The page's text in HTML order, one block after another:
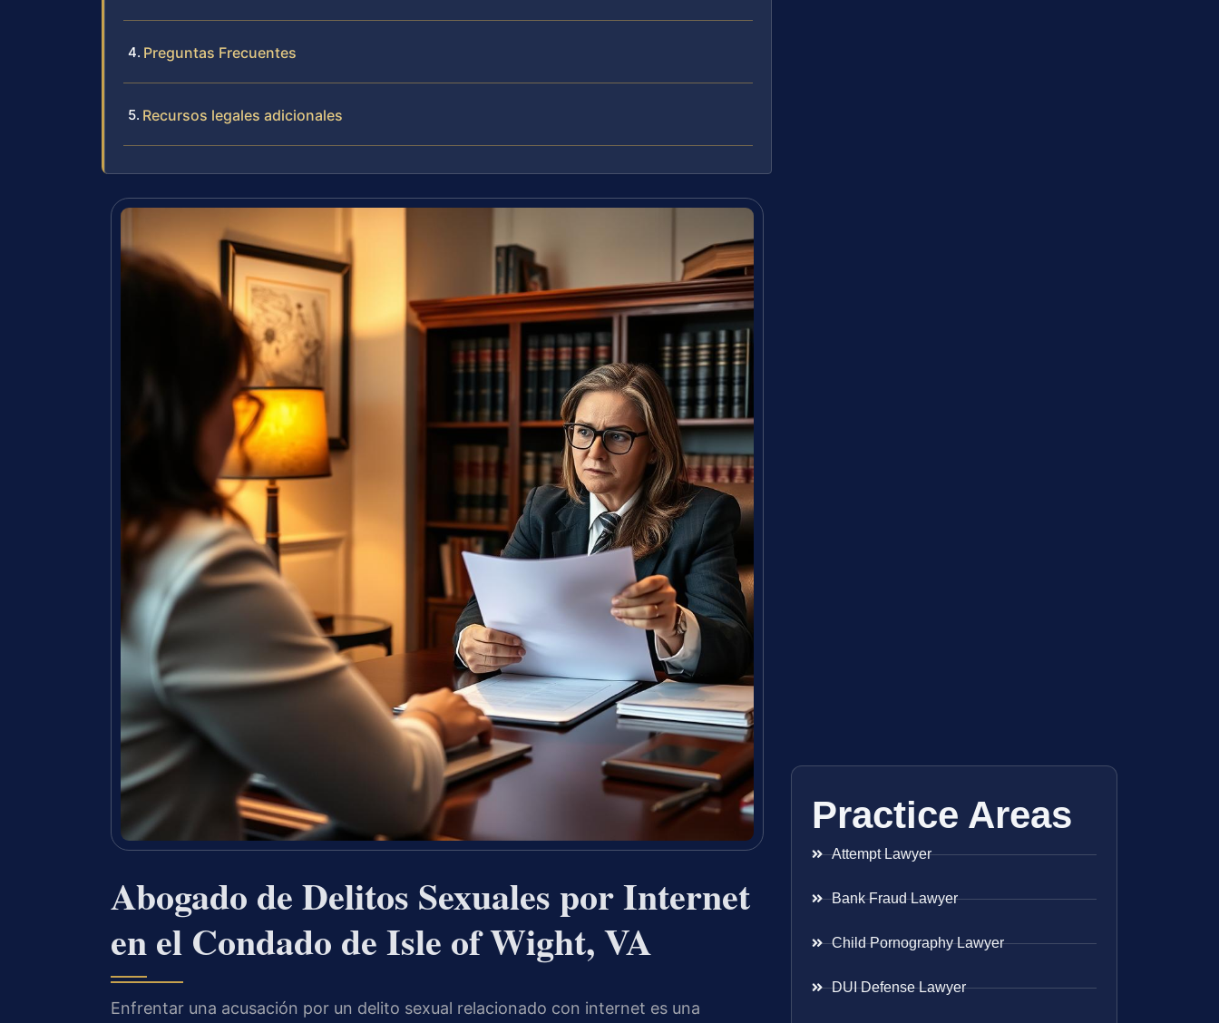
Preguntas Frecuentes
Recursos legales adicionales
Abogado de Delitos Sexuales por Internet
en el Condado de Isle of Wight, VA
Enfrentar una acusación por un delito sexual relacionado con internet es una
Practice Areas
Attempt Lawyer
Bank Fraud Lawyer
Child Pornography Lawyer
DUI Defense Lawyer